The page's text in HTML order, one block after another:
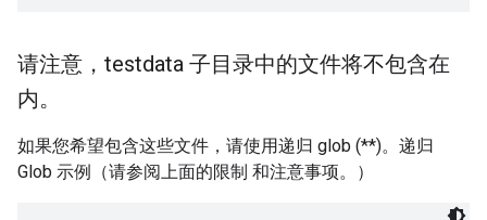
请注意，testdata 子目录中的文件将不包含在
内。
如果您希望包含这些文件，请使用递归 glob (**)。递归
Glob 示例（请参阅上面的限制 和注意事项。）